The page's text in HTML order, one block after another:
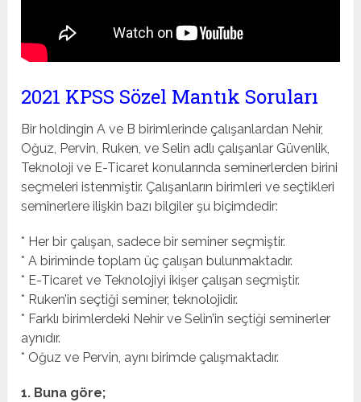
2021 KPSS Sözel Mantık Soruları
Bir holdingin A ve B birimlerinde çalışanlardan Nehir,
Oğuz, Pervin, Ruken, ve Selin adlı çalışanlar Güvenlik,
Teknoloji ve E-Ticaret konularında seminerlerden birini
seçmeleri istenmiştir. Çalışanların birimleri ve seçtikleri
seminerlere ilişkin bazı bilgiler şu biçimdedir:
* Her bir çalışan, sadece bir seminer seçmiştir.
* A biriminde toplam üç çalışan bulunmaktadır.
* E-Ticaret ve Teknolojiyi ikişer çalışan seçmiştir.
* Ruken’in seçtiği seminer, teknolojidir.
* Farklı birimlerdeki Nehir ve Selin’in seçtiği seminerler
aynıdır.
* Oğuz ve Pervin, aynı birimde çalışmaktadır.
1. Buna göre;